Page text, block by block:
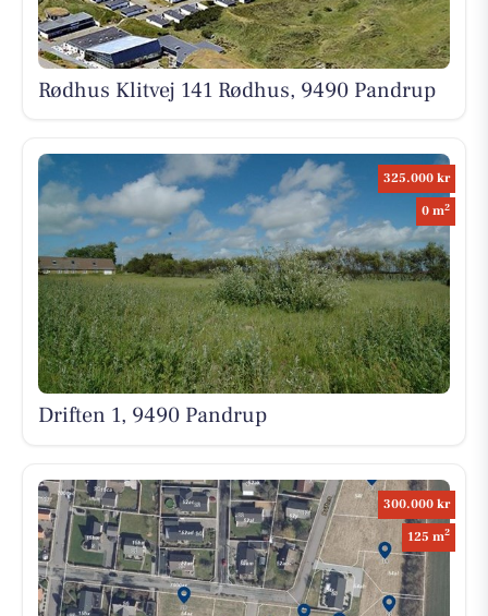
Rødhus Klitvej 141 Rødhus, 9490 Pandrup
325.000 kr
0 m2
Driften 1, 9490 Pandrup
300.000 kr
125 m2